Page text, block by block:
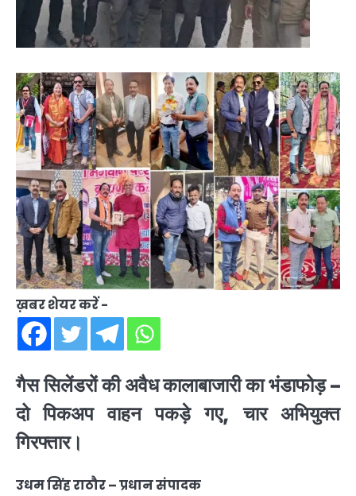
ख़बर शेयर करें -
गैस सिलेंडरों की अवैध कालाबाजारी का भंडाफोड़ –
दो पिकअप वाहन पकड़े गए, चार अभियुक्त
गिरफ्तार।
उधम सिंह राठौर – प्रधान संपादक